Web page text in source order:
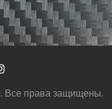
Все права защищены.